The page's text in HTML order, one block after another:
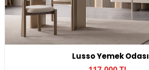
Lusso Yemek Odası